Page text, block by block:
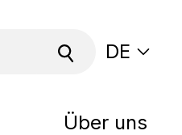
DE
Über uns